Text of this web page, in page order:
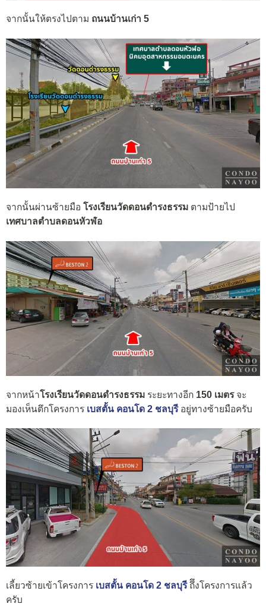
จากนั้นให้ตรงไปตาม ถนนบ้านเก่า 5
จากนั้นผ่านซ้ายมือ โรงเรียนวัดดอนดำรงธรรม ตามป้ายไป
เทศบาลตำบลดอนหัวฬ่อ
จากหน้าโรงเรียนวัดดอนดำรงธรรม ระยะทางอีก 150 เมตรจะ
มองเห็นตึกโครงการ เบสตั้น คอนโด 2 ชลบุรีอยู่ทางซ้ายมือครับ
เลี้ยวซ้ายเข้าโครงการ เบสตั้น คอนโด 2 ชลบุรีถึึงโครงการแล้ว
ครับ